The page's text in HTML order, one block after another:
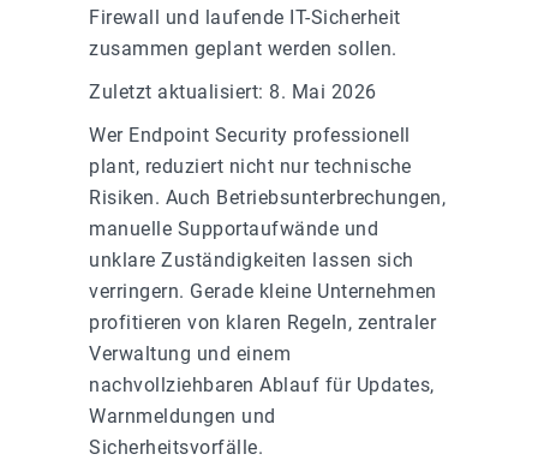
Firewall und laufende IT-Sicherheit
zusammen geplant werden sollen.
Zuletzt aktualisiert: 8. Mai 2026
Wer Endpoint Security professionell
plant, reduziert nicht nur technische
Risiken. Auch Betriebsunterbrechungen,
manuelle Supportaufwände und
unklare Zuständigkeiten lassen sich
verringern. Gerade kleine Unternehmen
profitieren von klaren Regeln, zentraler
Verwaltung und einem
nachvollziehbaren Ablauf für Updates,
Warnmeldungen und
Sicherheitsvorfälle.